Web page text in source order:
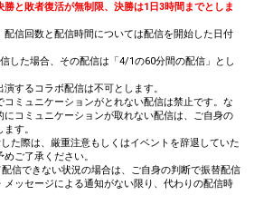
勝と敗者復活が無制限、決勝は1日3時間までとしま
配信回数と配信時間については配信を開始した日付
した場合、その配信は「4/1の60分間の配信」とし
するコラボ配信は不可とします。
コミュニケーションがとれない配信は禁止です。な
にコミュニケーションが取れない配信は、ご自身の
す。
た際は、厳重注意もしくはイベントを辞退していた
ご了承ください。
信できない状況の場合は、ご自身の判断で振替配信
メッセージによる通知がない限り、代わりの配信時